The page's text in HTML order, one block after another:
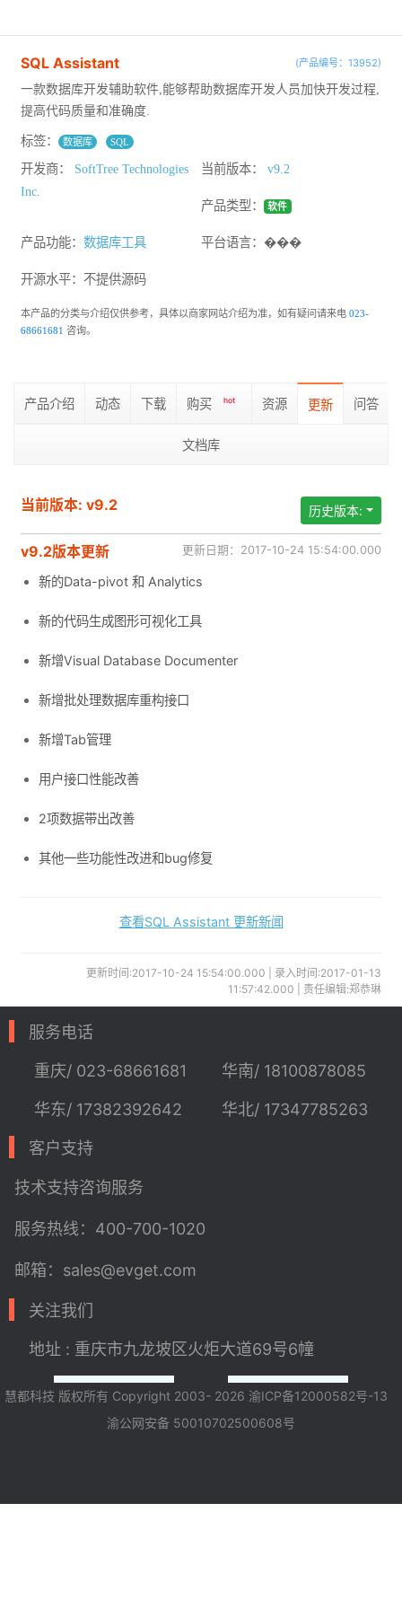
SQL Assistant (产品编号：13952)
一款数据库开发辅助软件,能够帮助数据库开发人员加快开发过程,
提高代码质量和准确度.
标签： 数据库 SQL
开发商： SoftTree Technologies
Inc.
当前版本： v9.2
产品类型： 软件
产品功能： 数据库工具 平台语言：���
开源水平： 不提供源码
本产品的分类与介绍仅供参考，具体以商家网站介绍为准，如有疑问请来电 023-
68661681 咨询。
产品介绍 动态 下载 购买 hot 资源 更新 问答
文档库
当前版本: v9.2 历史版本:
v9.2版本更新 更新日期：2017-10-24 15:54:00.000
新的Data-pivot 和 Analytics
新的代码生成图形可视化工具
新增Visual Database Documenter
新增批处理数据库重构接口
新增Tab管理
用户接口性能改善
2项数据带出改善
其他一些功能性改进和bug修复
查看SQL Assistant 更新新闻
更新时间:2017-10-24 15:54:00.000 | 录入时间:2017-01-13
11:57:42.000 | 责任编辑:郑恭琳
服务电话
重庆/ 023-68661681
华东/ 17382392642
华南/ 18100878085
华北/ 17347785263
客户支持
技术支持咨询服务
服务热线：400-700-1020
邮箱：sales@evget.com
关注我们
地址 : 重庆市九龙坡区火炬大道69号6幢
慧都科技 版权所有 Copyright 2003- 2026 渝ICP备12000582号-13
渝公网安备 50010702500608号